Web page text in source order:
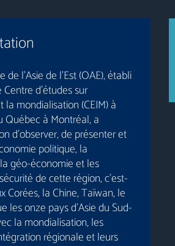
de l’Asie de l’Est (OAE), établi
d’études sur
la mondialisation (CEIM) à
Québec à Montréal, a
d’observer, de présenter et
politique, la
géo-économie et les
de cette région, c’est-
Corées, la Chine, Taïwan, le
les onze pays d’Asie du Sud-
la mondialisation, les
régionale et leurs